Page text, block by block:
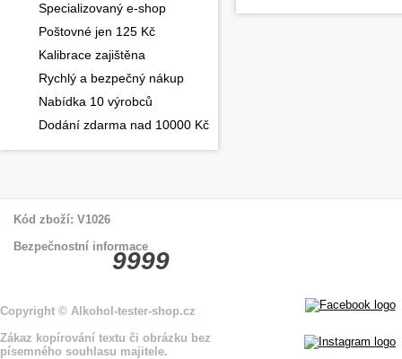
Specializovaný e-shop
Poštovné jen 125 Kč
Kalibrace zajištěna
Rychlý a bezpečný nákup
Nabídka 10 výrobců
Dodání zdarma nad 10000 Kč
9999
Kód zboží: V1026
Bezpečnostní informace
Copyright © Alkohol-tester-shop.cz
Zákaz kopírování textu či obrázku bez
písemného souhlasu majitele.